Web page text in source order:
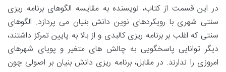
در این قسمت از کتاب، نویسنده به مقایسه الگوهای برنامه ریزی
سنتی شهری با رویکردهای نوین دانش بنیان می پردازد. الگوهای
سنتی که اغلب بر برنامه ریزی کالبدی و از بالا به پایین تمرکز داشتند،
دیگر توانایی پاسخگویی به چالش های متغیر و پویای شهرهای
امروزی را ندارند. در مقابل، برنامه ریزی دانش بنیان بر اصولی چون